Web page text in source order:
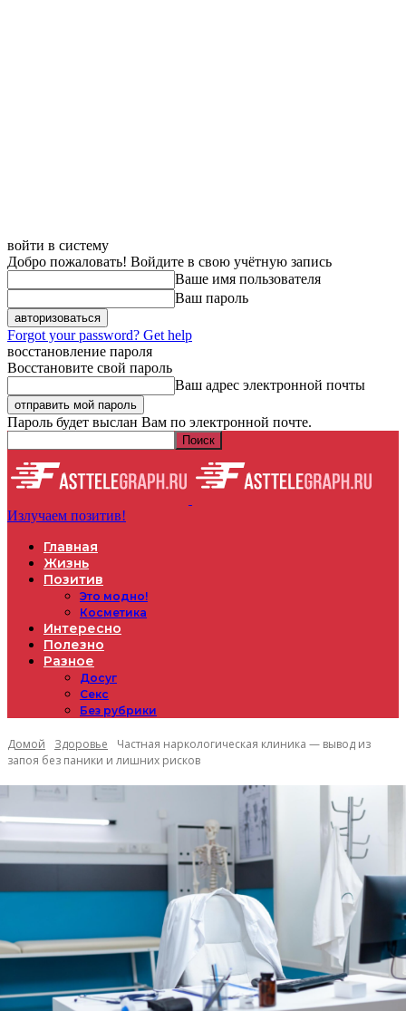
войти в систему
Добро пожаловать! Войдите в свою учётную запись
Ваше имя пользователя
Ваш пароль
Forgot your password? Get help
восстановление пароля
Восстановите свой пароль
Ваш адрес электронной почты
Пароль будет выслан Вам по электронной почте.
Излучаем позитив!
Главная
Жизнь
Позитив
Это модно!
Косметика
Интересно
Полезно
Разное
Досуг
Секс
Без рубрики
Домой Здоровье
Частная наркологическая клиника — вывод из
запоя без паники и лишних рисков